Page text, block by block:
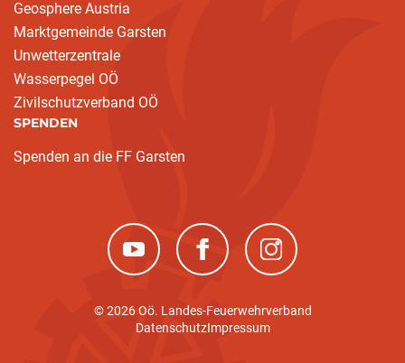
Geosphere Austria
Marktgemeinde Garsten
Unwetterzentrale
Wasserpegel OÖ
Zivilschutzverband OÖ
SPENDEN
Spenden an die FF Garsten
(neues Fenster)(neues Fenster)(neues Fenster)
© 2026 Oö. Landes-Feuerwehrverband
DatenschutzImpressum